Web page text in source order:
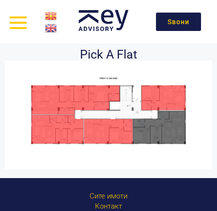
Ѕвони
Pick A Flat
Сите имоти
Контакт